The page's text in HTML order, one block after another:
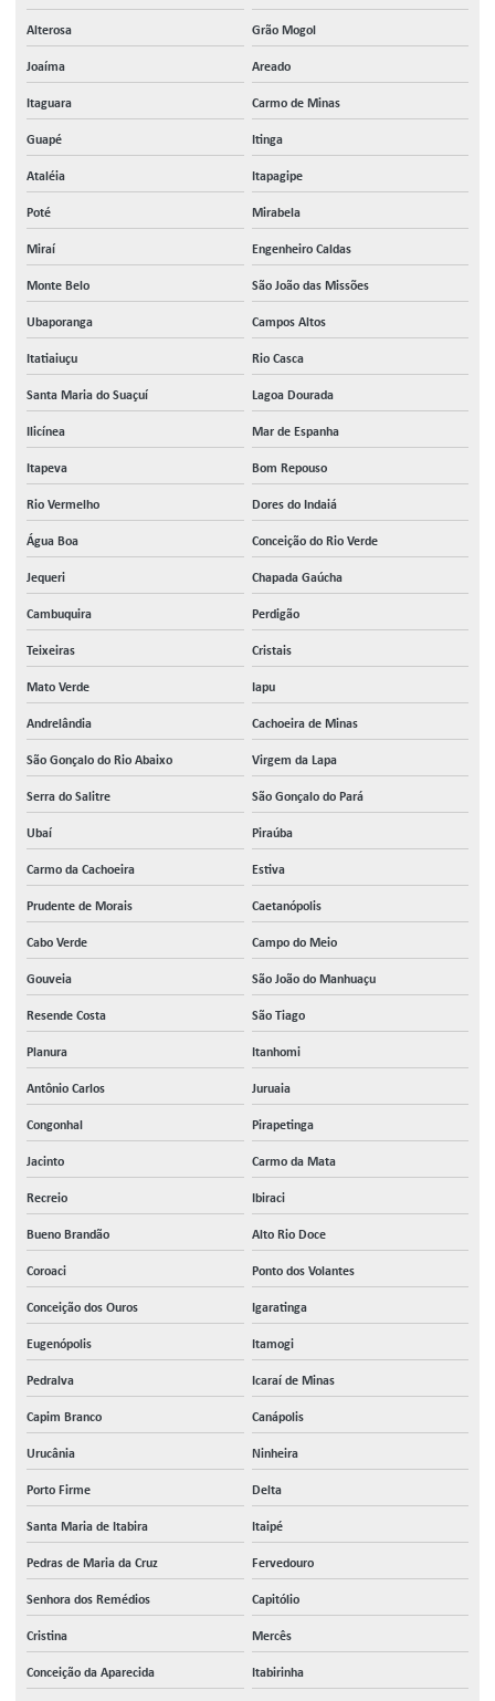
Alterosa Grão Mogol
Joaíma Areado
Itaguara Carmo de Minas
Guapé Itinga
Ataléia Itapagipe
Poté Mirabela
Miraí Engenheiro Caldas
Monte Belo São João das Missões
Ubaporanga Campos Altos
Itatiaiuçu Rio Casca
Santa Maria do Suaçuí Lagoa Dourada
Ilicínea Mar de Espanha
Itapeva Bom Repouso
Rio Vermelho Dores do Indaiá
Água Boa Conceição do Rio Verde
Jequeri Chapada Gaúcha
Cambuquira Perdigão
Teixeiras Cristais
Mato Verde Iapu
Andrelândia Cachoeira de Minas
São Gonçalo do Rio Abaixo Virgem da Lapa
Serra do Salitre São Gonçalo do Pará
Ubaí Piraúba
Carmo da Cachoeira Estiva
Prudente de Morais Caetanópolis
Cabo Verde Campo do Meio
Gouveia São João do Manhuaçu
Resende Costa São Tiago
Planura Itanhomi
Antônio Carlos Juruaia
Congonhal Pirapetinga
Jacinto Carmo da Mata
Recreio Ibiraci
Bueno Brandão Alto Rio Doce
Coroaci Ponto dos Volantes
Conceição dos Ouros Igaratinga
Eugenópolis Itamogi
Pedralva Icaraí de Minas
Capim Branco Canápolis
Urucânia Ninheira
Porto Firme Delta
Santa Maria de Itabira Itaipé
Pedras de Maria da Cruz Fervedouro
Senhora dos Remédios Capitólio
Cristina Mercês
Conceição da Aparecida Itabirinha